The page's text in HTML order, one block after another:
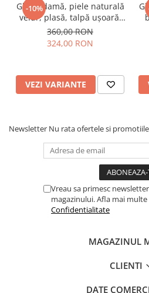
-10%
Ghete damă, piele naturală
velur, plasă, talpă ușoară,
crampoane mari, verde
360,00 RON
324,00 RON
VEZI VARIANTE
Newsletter Nu rata ofertele si
Vreau sa primesc
magazinului. Afla mai multe
Confidentialitate
MAGAZINUL
CLIENTI
DATE